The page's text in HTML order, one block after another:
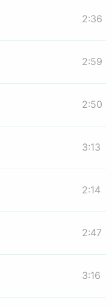
2:36
2:59
2:50
3:13
2:14
2:47
3:16